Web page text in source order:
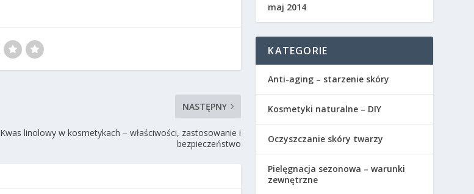
NASTĘPNY
Kwas linolowy w kosmetykach – właściwości, zastosowanie i
bezpieczeństwo
maj 2014
KATEGORIE
Anti-aging – starzenie skóry
Kosmetyki naturalne – DIY
Oczyszczanie skóry twarzy
Pielęgnacja sezonowa – warunki
zewnętrzne